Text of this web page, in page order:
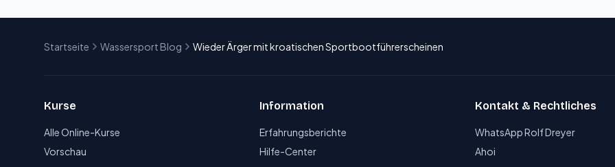
Startseite Wassersport Blog Wieder Ärger mit kroatischen Sportbootführerscheinen
Kurse
Alle Online-Kurse
Vorschau
Information
Erfahrungsberichte
Hilfe-Center
Kontakt & Rechtliches
WhatsApp Rolf Dreyer
Ahoi